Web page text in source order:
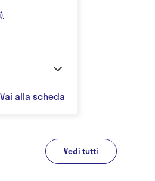
Vai alla scheda
Vedi tutti